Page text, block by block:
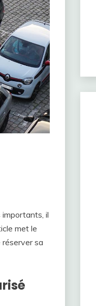
il
met le
réserver sa